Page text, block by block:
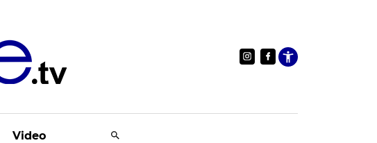
Apri le
Video